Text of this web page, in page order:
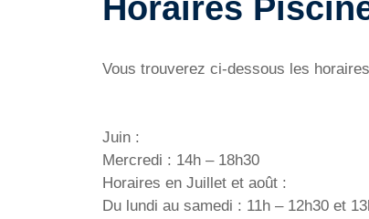
Horaires
Vous trouverez ci-dessous les
Juin :
Mercredi : 14h – 18h30
Horaires en Juillet et août :
Du lundi au samedi : 11h – 12h30 et